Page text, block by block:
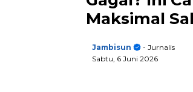
Maksimal
Jambisun
- Jurnalis
Sabtu, 6 Juni 2026